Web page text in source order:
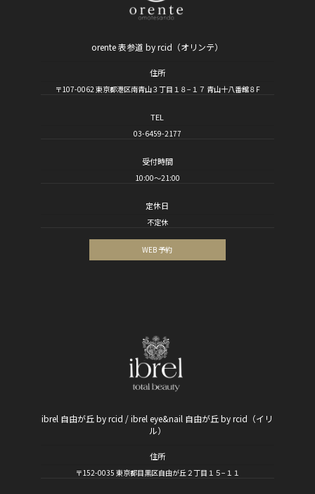
orente 表参道 by rcid（オリンテ）
住所
〒107-0062 東京都港区南青山３丁目１８−１７ 青山十八番館８F
TEL
03-6459-2177
受付時間
10:00～21:00
定休日
不定休
WEB 予約
ibrel 自由が丘 by rcid / ibrel eye&nail 自由が丘 by rcid（イリ
ル）
住所
〒152-0035 東京都目黒区自由が丘２丁目１５−１１